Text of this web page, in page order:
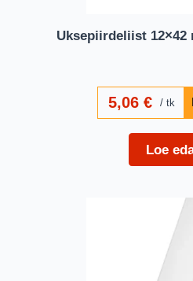
Uksepiirdeliist 12×42
5,06€ tk
Loe